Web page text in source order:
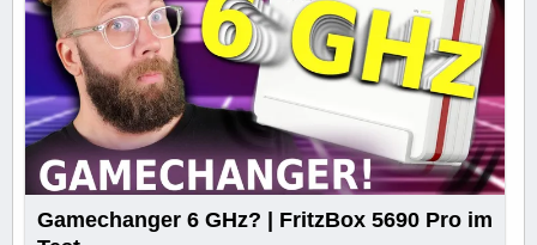
Gamechanger 6 GHz? | FritzBox 5690 Pro im